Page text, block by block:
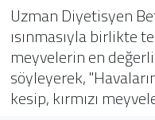
Uzman Diyetisyen
ısınmasıyla birlikte
meyvelerin en
söyleyerek,
kesip, kırmızı
Dünya
Spor
Magazin
Tüm Manşetler
Son Dakika
Haber Arşivi